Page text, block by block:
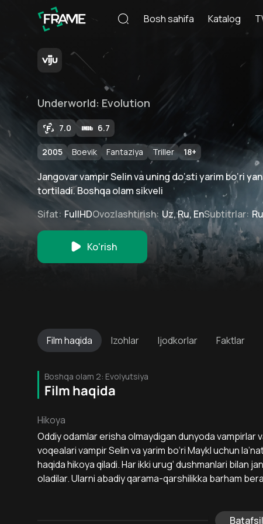
Bosh sahifa Katalog
Underworld: Evolution
7.0 6.7
2005 Boevik Fantaziya Triller 18+
Jangovar vampir Selin va uning do‘sti yarim bo‘ri
tortiladi. Boshqa olam sikveli
Sifat: FullHDOvozlashtirish: Uz, Ru, EnSubtitrlar:
Ko'rish
Filmhaqida Izohlar Ijodkorlar Faktlar
Boshqa olam 2: Evolyutsiya
Film haqida
Hikoya
Oddiy odamlar erisha olmaydigan dunyoda vampirlar
voqealari vampir Selin va yarim bo‘ri Maykl uchun
haqida hikoya qiladi. Har ikki urug‘ dushmanlari bilan
oladilar. Ularni abadiy qarama-qarshilikka barham
Batafsil